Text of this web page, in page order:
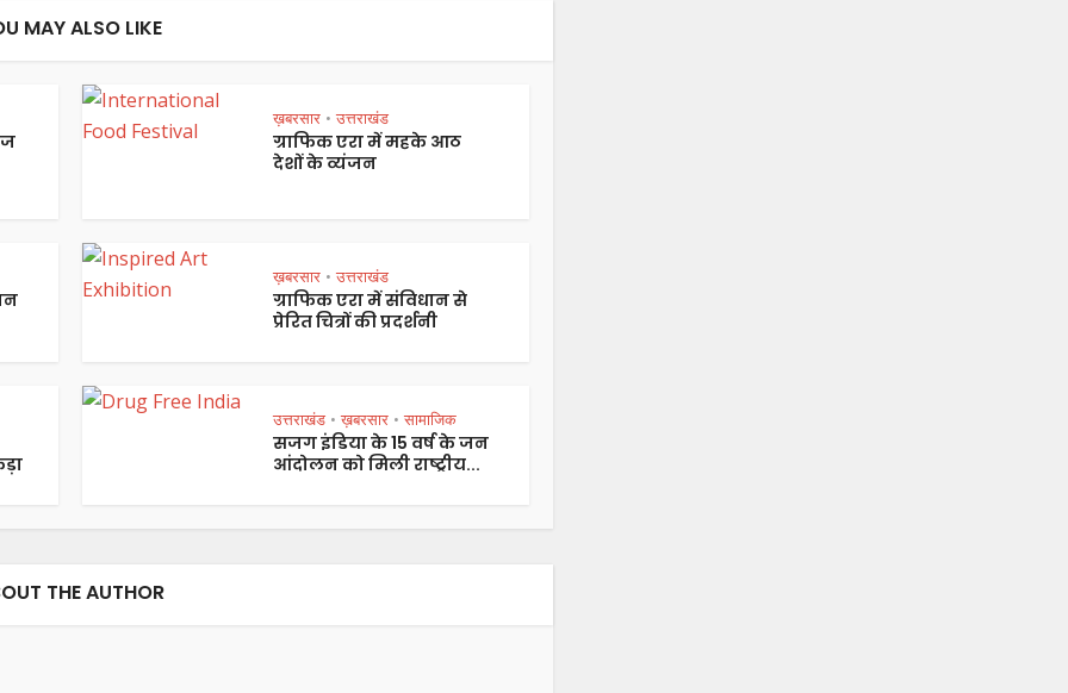
MAY ALSO LIKE
ख़बरसार • उत्तराखंड
ग्राफिक एरा में महके आठ
देशों के व्यंजन
ख़बरसार • उत्तराखंड
ग्राफिक एरा में संविधान से
प्रेरित चित्रों की प्रदर्शनी
उत्तराखंड • ख़बरसार • सामाजिक
सजग इंडिया के 15 वर्ष के जन
आंदोलन को मिली राष्ट्रीय...
THE AUTHOR